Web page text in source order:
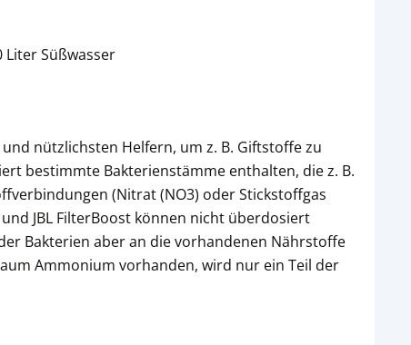
Süßwasser
nützlichsten Helfern, um z. B. Giftstoffe zu
bestimmte Bakterienstämme enthalten, die z. B.
(Nitrat (NO3) oder Stickstoffgas
und JBL FilterBoost können nicht überdosiert
Bakterien aber an die vorhandenen Nährstoffe
Ammonium vorhanden, wird nur ein Teil der